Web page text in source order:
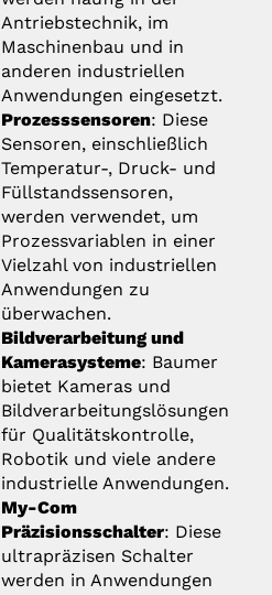
Antriebstechnik, im
Maschinenbau und in
anderen industriellen
Anwendungen eingesetzt.
Prozesssensoren: Diese
Sensoren, einschließlich
Temperatur-, Druck- und
Füllstandssensoren,
werden verwendet, um
Prozessvariablen in einer
Vielzahl von industriellen
Anwendungen zu
überwachen.
Bildverarbeitung und
Kamerasysteme: Baumer
bietet Kameras und
Bildverarbeitungslösungen
für Qualitätskontrolle,
Robotik und viele andere
industrielle Anwendungen.
My-Com
Präzisionsschalter: Diese
ultrapräzisen Schalter
werden in Anwendungen